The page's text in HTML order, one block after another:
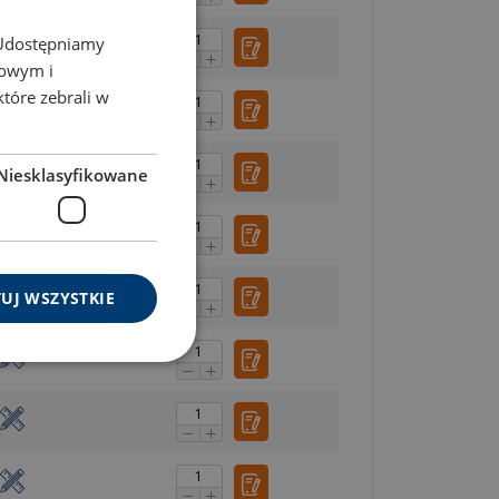
i
zebrali w
WSZYSTKIE